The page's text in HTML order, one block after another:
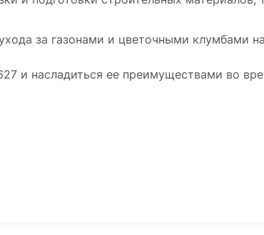
удалять сухие и поврежденные части
Строительство. Леска RAC134 может быть
для обрезки и подготовки
материалов, таких как
за газонами и цветочными клумбами
и насладиться ее преимуществами во